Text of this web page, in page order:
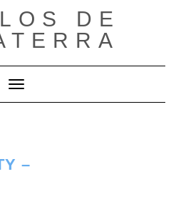
DE
Cambiar modo de navegación
–